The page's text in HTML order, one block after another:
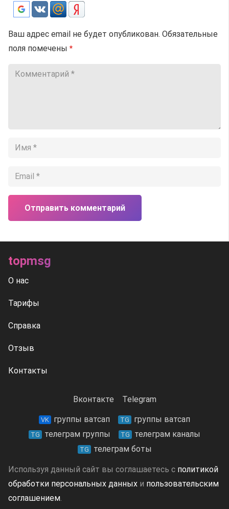
Ваш адрес email не будет опубликован. Обязательные
поля помечены *
Отправить комментарий
topmsg
О нас
Тарифы
Справка
Отзыв
Контакты
Вконтакте Telegram
VK группы ватсап TG группы ватсап
TG телеграм группы TG телеграм каналы
TG телеграм боты
Используя данный сайт вы соглашаетесь с политикой
обработки персональных данных и пользовательским
соглашением.